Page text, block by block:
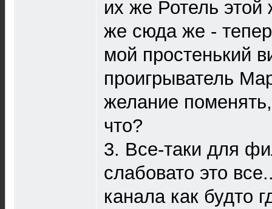
их же Ротель
же сюда же -
мой простенький
проигрыватель
желание
что?
3. Все-таки для
слабовато это
канала как будто